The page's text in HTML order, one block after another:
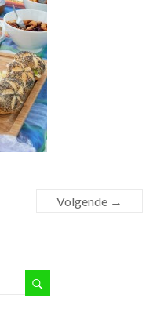
Volgende →